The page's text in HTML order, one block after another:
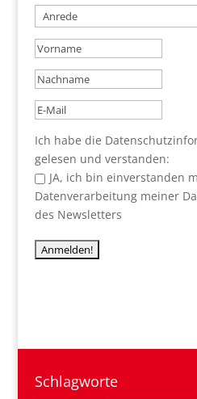
Ich habe die
gelesen und verstanden:
JA, ich bin einverstanden
Datenverarbeitung meiner
des Newsletters
Schlagworte